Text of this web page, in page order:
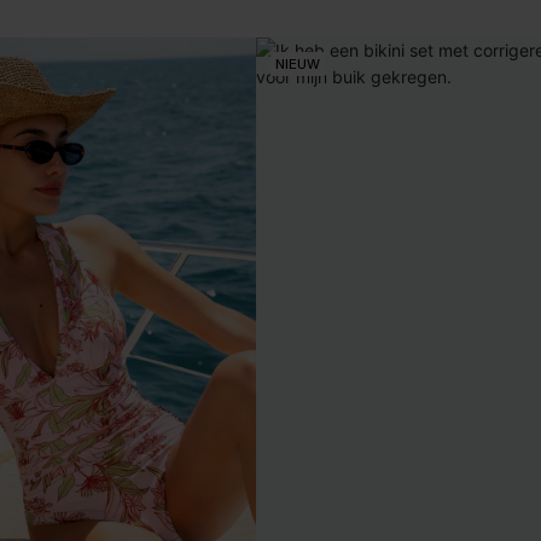
NIEUW